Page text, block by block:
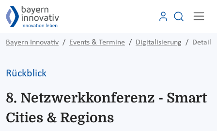
Bayern Innovativ Events & Termine Digitalisierung Detail
Rückblick
8. Netzwerkkonferenz - Smart
Cities & Regions